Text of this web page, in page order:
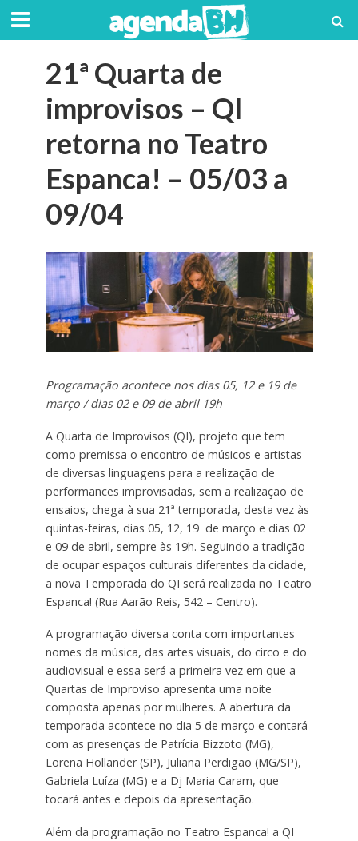
21ª Quarta de
improvisos – QI
retorna no Teatro
Espanca! – 05/03 a
09/04
Programação acontece nos dias 05, 12 e 19 de
março / dias 02 e 09 de abril 19h
A Quarta de Improvisos (QI), projeto que tem
como premissa o encontro de músicos e artistas
de diversas linguagens para a realização de
performances improvisadas, sem a realização de
ensaios, chega à sua 21ª temporada, desta vez às
quintas-feiras, dias 05, 12, 19 de março e dias 02
e 09 de abril, sempre às 19h. Seguindo a tradição
de ocupar espaços culturais diferentes da cidade,
a nova Temporada do QI será realizada no Teatro
Espanca! (Rua Aarão Reis, 542 – Centro).
A programação diversa conta com importantes
nomes da música, das artes visuais, do circo e do
audiovisual e essa será a primeira vez em que a
Quartas de Improviso apresenta uma noite
composta apenas por mulheres. A abertura da
temporada acontece no dia 5 de março e contará
com as presenças de Patrícia Bizzoto (MG),
Lorena Hollander (SP), Juliana Perdigão (MG/SP),
Gabriela Luíza (MG) e a Dj Maria Caram, que
tocará antes e depois da apresentação.
Além da programação no Teatro Espanca! a QI